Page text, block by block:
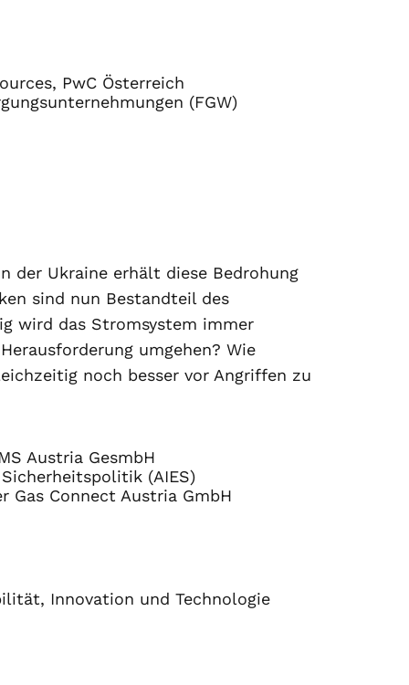
PwC Österreich
(FGW)
der Ukraine erhält diese Bedrohung
sind nun Bestandteil des
wird das Stromsystem immer
umgehen? Wie
noch besser vor Angriffen zu
Austria GesmbH
(AIES)
Gas Connect Austria GmbH
Innovation und Technologie